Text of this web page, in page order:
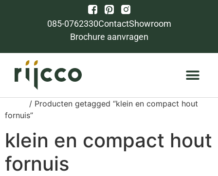
085-0762330ContactShowroom
Brochure aanvragen
/ Producten getagged “klein en compact hout
fornuis”
klein en compact hout
fornuis